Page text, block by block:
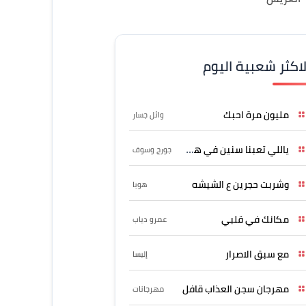
شعبية اليوم
مليون مرة احبك وائل جسار
ياللي تعبنا سنين في هواه جورج وسوف
وشربت حجرين ع الشيشه هوبا
مكانك في قلبي عمرو دياب
مع سبق الاصرار إليسا
مهرجان سجن العذاب قافل مهرجانات